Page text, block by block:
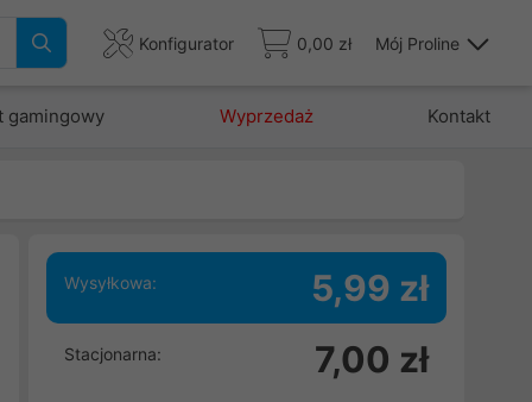
Konfigurator 0,00 zł Mój Proline
gamingowy Wyprzedaż Kontakt
Wysyłkowa: 5,99 zł
Stacjonarna: 7,00 zł